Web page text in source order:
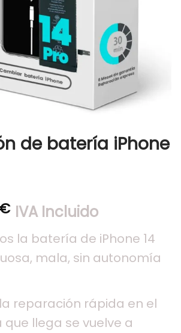
de batería iPhone
€Rango
de
precios:
desde
hasta
99€
IVA Incluido
la batería de iPhone 14
mala, sin autonomía
reparación rápida en el
llega se vuelve a